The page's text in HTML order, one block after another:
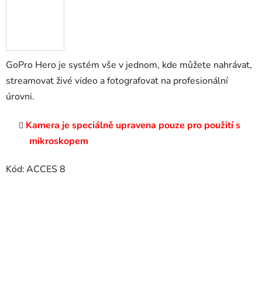
GoPro Hero je systém vše v jednom, kde můžete nahrávat,
streamovat živé video a fotografovat na profesionální
úrovni.
Kamera je speciálně upravena pouze pro použití s
mikroskopem
Kód:ACCES 8